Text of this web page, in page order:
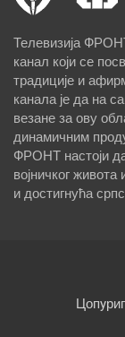
Телевизија
канал који се
традиције и
канала је да на
везане за ову
динамичним
ФРОНТ настоји
војничког
и достигнућа